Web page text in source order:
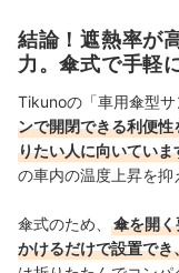
たりの
ツ制作を
高村
結論！遮熱率が
力。傘式で手軽
Tikunoの「車用傘型
ンで開閉できる利便
りたい人に向いていま
の車内の温度上昇を抑
傘式のため、
傘を開
かけるだけで設置で